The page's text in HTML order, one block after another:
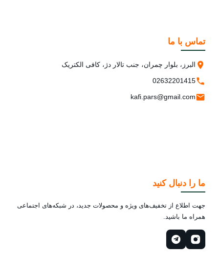
تماس با ما
البرز، بلوار چمران، جنب تالار دژ، کافی الکتریک
02632201415
kafi.pars@gmail.com
ما را دنبال کنید
جهت اطلاع از تخفیف‌های ویژه و محصولات جدید، در شبکه‌های اجتماعی
همراه ما باشید.